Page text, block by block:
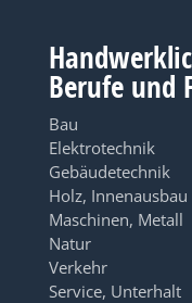
Berufe und
Bau
Elektrotechnik
Gebäudetechnik
Holz, Innenausbau
Maschinen, Metall
Natur
Verkehr
Service, Unterhalt